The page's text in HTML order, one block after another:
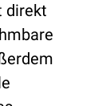
direkt